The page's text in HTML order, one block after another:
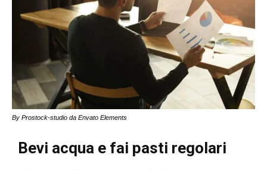
By Prostock-studio da Envato Elements
Bevi acqua e fai pasti regolari